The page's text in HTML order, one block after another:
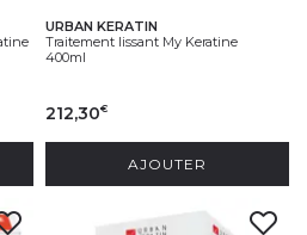
URBAN KERATIN
Traitement lissant My Keratine
400ml
212,30€
AJOUTER